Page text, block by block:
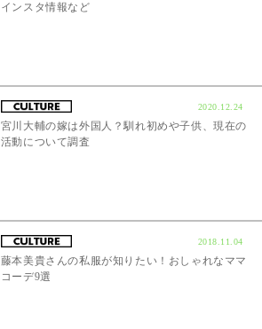
インスタ情報など
2020.12.24
宮川大輔の嫁は外国人？馴れ初めや子供、現在の
活動について調査
2018.11.04
藤本美貴さんの私服が知りたい！おしゃれなママ
コーデ9選